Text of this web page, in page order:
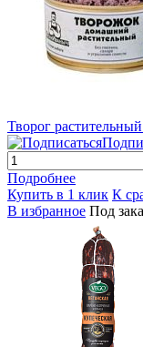
Творог
Подробнее
Купить в 1 клик К
В избранное Под